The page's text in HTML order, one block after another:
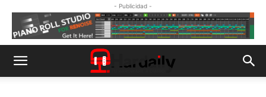
- Publicidad -